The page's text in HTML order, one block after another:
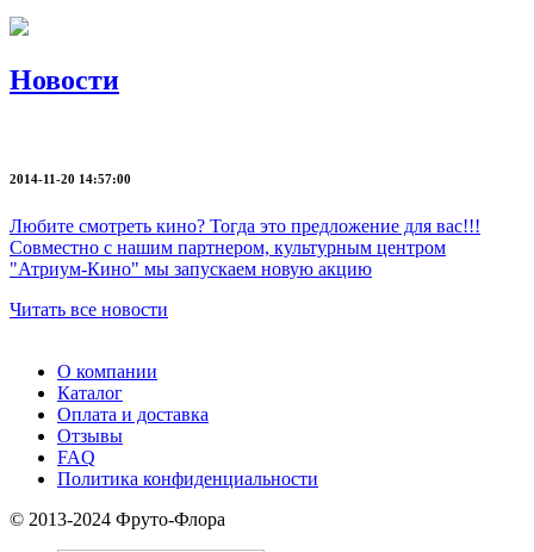
Новости
2014-11-20 14:57:00
Любите смотреть кино? Тогда это предложение для вас!!!
Совместно с нашим партнером, культурным центром
"Атриум-Кино" мы запускаем новую акцию
Читать все новости
О компании
Каталог
Оплата и доставка
Отзывы
FAQ
Политика конфиденциальности
© 2013-2024 Фруто-Флора